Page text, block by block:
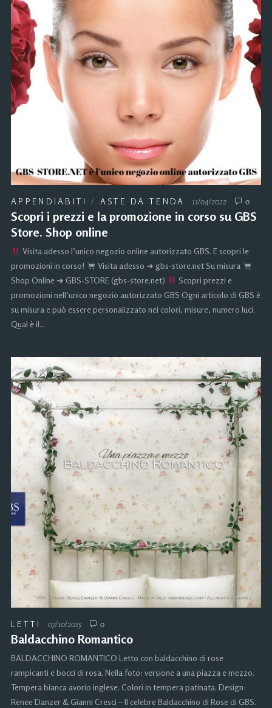
APPENDIABITI / ASTE DA TENDA 11/04/2022 0
Scopri i prezzi e la promozione in corso su GBS
Store. Shop online
Visita adesso l’unico negozio online autorizzato GBS. E scopri le
promozioni in corso!
Visita adesso ➜ gbs-store.net Su misura
Shop Online ➜ GBS-STORE (gbs-store.net)
Scopri prezzi e
promozioni nell’unico negozio autorizzato GBS Ogni articolo di GBS è
su misura e può essere personalizzato nei colori, misure, numero luci.
Qual è il…
LETTI 07/10/2015 0
Baldacchino Romantico
BALDACCHINO ROMANTICO Letto con baldacchino di rose
rampicanti e bocci di rosa. Nella foto: versione a una piazza e mezzo.
Tempera bianca avorio inglese. Colori in tempera patinata. Design:
Renee Danzer & Gianni Cresci – Il celebre Baldacchino di Rose di GBS.